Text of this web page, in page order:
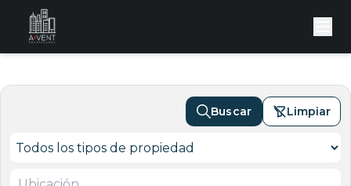
Buscar Limpiar